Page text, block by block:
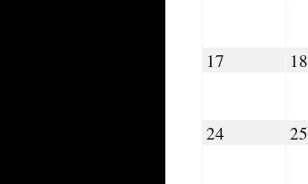
17 17.08.2026
18
24 24.08.2026
25